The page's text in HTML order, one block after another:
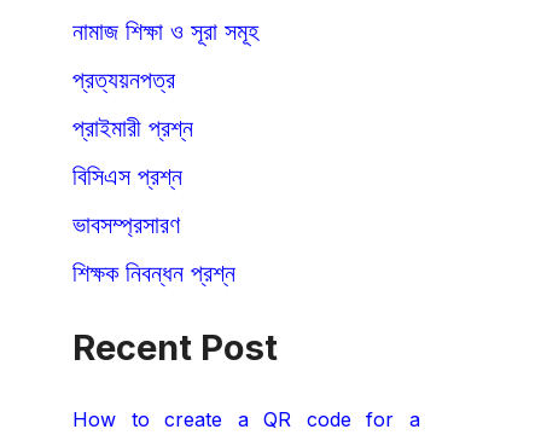
নামাজ শিক্ষা ও সূরা সমূহ
প্রত্যয়নপত্র
প্রাইমারী প্রশ্ন
বিসিএস প্রশ্ন
ভাবসম্প্রসারণ
শিক্ষক নিবন্ধন প্রশ্ন
Recent Post
How to create a QR code for a